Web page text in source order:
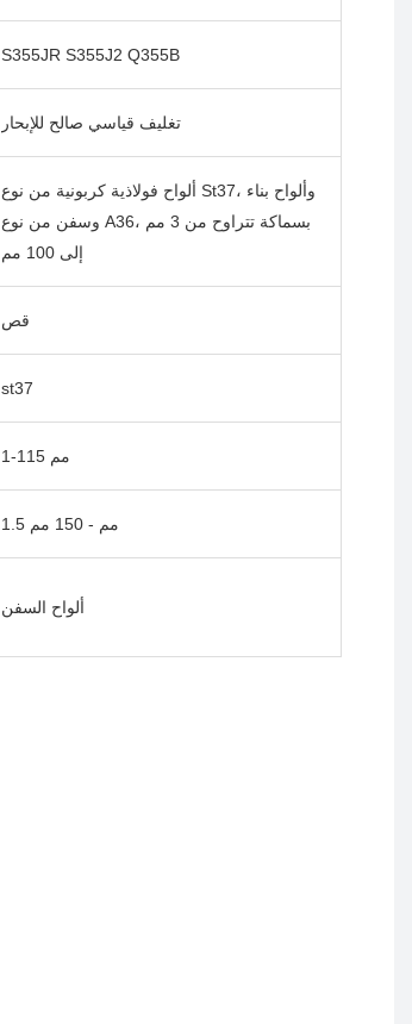
S355JR S355J2 Q355B
تغليف قياسي صالح للإبحار
ألواح فولاذية كربونية من نوع St37، وألواح بناء
وسفن من نوع A36، بسماكة تتراوح من 3 مم
إلى 100 مم
قص
st37
1-115 مم
1.5 مم - 150 مم
ألواح السفن